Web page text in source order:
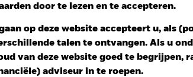
door te lezen en te accepteren.
op deze website accepteert u, als
talen te ontvangen. Als u
van deze website goed te begrijpen,
adviseur in te roepen.